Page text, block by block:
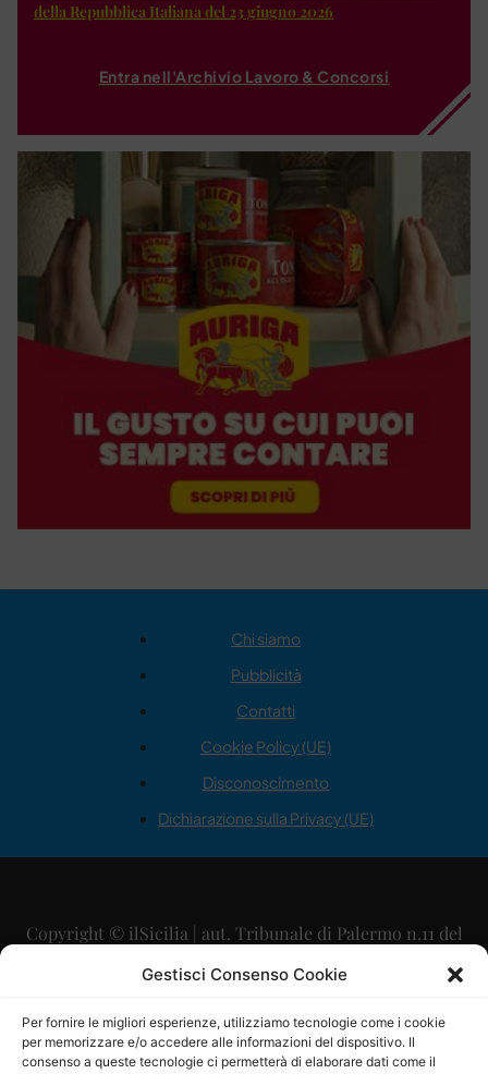
Gestisci Consenso Cookie
Per fornire le migliori esperienze, utilizziamo tecnologie come i cookie
per memorizzare e/o accedere alle informazioni del dispositivo. Il
consenso a queste tecnologie ci permetterà di elaborare dati come il
della Repubblica Italiana del 23 giugno 2026
Entra nell'Archivio Lavoro & Concorsi
Chi siamo
Pubblicità
Contatti
Cookie Policy (UE)
Disconoscimento
Dichiarazione sulla Privacy (UE)
Copyright © ilSicilia | aut. Tribunale di Palermo n.11 del
29/09/2015
Direttore Editoriale: Maurizio Scaglione